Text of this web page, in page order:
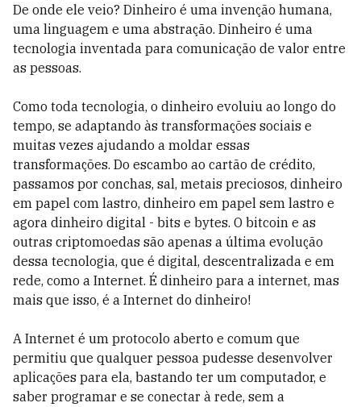
De onde ele veio? Dinheiro é uma invenção humana,
uma linguagem e uma abstração. Dinheiro é uma
tecnologia inventada para comunicação de valor entre
as pessoas.
Como toda tecnologia, o dinheiro evoluiu ao longo do
tempo, se adaptando às transformações sociais e
muitas vezes ajudando a moldar essas
transformações. Do escambo ao cartão de crédito,
passamos por conchas, sal, metais preciosos, dinheiro
em papel com lastro, dinheiro em papel sem lastro e
agora dinheiro digital - bits e bytes. O bitcoin e as
outras criptomoedas são apenas a última evolução
dessa tecnologia, que é digital, descentralizada e em
rede, como a Internet. É dinheiro para a internet, mas
mais que isso, é a Internet do dinheiro!
A Internet é um protocolo aberto e comum que
permitiu que qualquer pessoa pudesse desenvolver
aplicações para ela, bastando ter um computador, e
saber programar e se conectar à rede, sem a